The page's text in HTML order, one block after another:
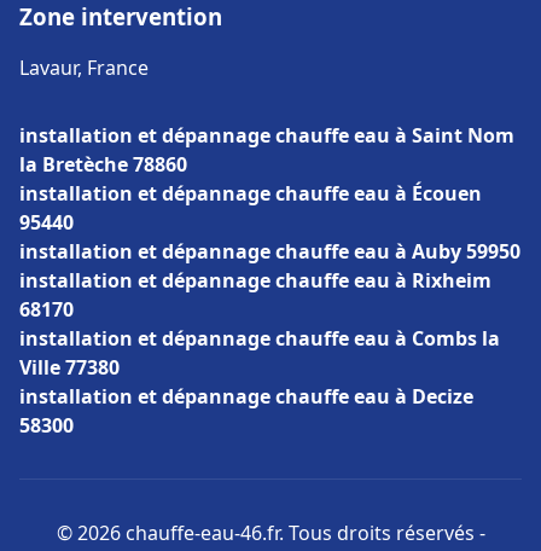
Zone intervention
Lavaur, France
installation et dépannage chauffe eau à Saint Nom
la Bretèche 78860
installation et dépannage chauffe eau à Écouen
95440
installation et dépannage chauffe eau à Auby 59950
installation et dépannage chauffe eau à Rixheim
68170
installation et dépannage chauffe eau à Combs la
Ville 77380
installation et dépannage chauffe eau à Decize
58300
© 2026 chauffe-eau-46.fr. Tous droits réservés -